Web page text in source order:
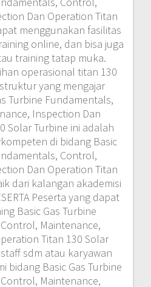
Dan Operation Titan
menggunakan fasilitas
online, dan bisa juga
training tatap muka.
operasional titan 130
yang mengajar
Turbine Fundamentals,
Inspection Dan
Solar Turbine ini adalah
di bidang Basic
Control,
Dan Operation Titan
dari kalangan akademisi
Peserta yang dapat
Basic Gas Turbine
Maintenance,
Titan 130 Solar
sdm atau karyawan
bidang Basic Gas Turbine
Maintenance,